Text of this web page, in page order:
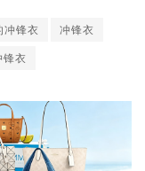
冲锋衣
冲锋衣
锋衣